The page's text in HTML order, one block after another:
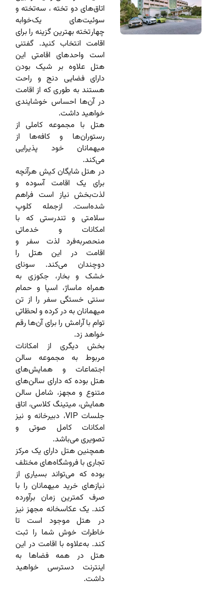
اتاق‌های دو تخته ، سه‌تخته و
سوئیت‌های یک‌خوابه
چهار‌تخته بهترین گزینه را برای
اقامت انتخاب کنید. گفتنی
است واحدهای اقامتی این
هتل علاوه بر شیک بودن
دارای فضایی دنج و راحت
هستند به طوری که از اقامت
در آن‌ها احساس خوشایندی
خواهید داشت.
هتل با مجموعه کاملی از
رستوران‌ها و کافه‌ها از
میهمانان خود پذیرایی
می‌کند.
در هتل شایگان کیش هرآنچه
برای یک اقامت آسوده و
لذت‌بخش نیاز است فراهم
شده‌است. ازجمله کلوپ
سلامتی و تندرستی که با
امکانات و خدماتی
منحصر‌به‌فرد لذت سفر و
اقامت در این هتل را
دوچندان می‌کند. سونای
خشک و بخار، جکوزی به
همراه ماساژ، اسپا و حمام
سنتی خستگی سفر را از تن
میهمانان به در کرده و لحظاتی
توام با آرامش را برای آن‌ها رقم
خواهد زد.
بخش دیگری از امکانات
مربوط به مجموعه سالن
اجتماعات و همایش‌های
هتل بوده که دارای سالن‌های
متنوع و مجهز، شامل سالن
همایش، میتینگ کلاسی، اتاق
جلسات VIP، دبیرخانه و نیز
امکانات کامل صوتی و
تصویری می‌باشد.
همچنین هتل دارای یک مرکز
تجاری با فروشگاه‌های مختلف
بوده که می‌تواند بسیاری از
نیازهای خرید میهمانان را با
صرف کمترین زمان برآورده
کند. یک عکاسخانه مجهز نیز
در هتل موجود است تا
خاطرات خوش شما را ثبت
کند. به‌علاوه با اقامت در این
هتل در همه فضاها به
اینترنت دسترسی خواهید
داشت.